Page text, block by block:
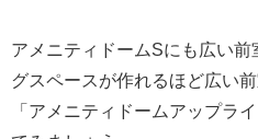
アメニティドームSにも広い
グスペースが作れるほど広い
「アメニティドームアップラ